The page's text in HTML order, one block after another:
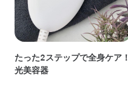
たった2ステップで全身ケア！
光美容器